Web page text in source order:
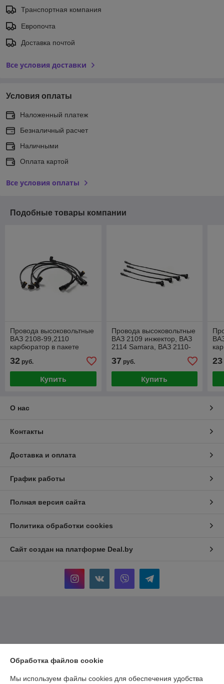
Транспортная компания
Европочта
Доставка почтой
Все условия доставки
Условия оплаты
Наложенный платеж
Безналичный расчет
Наличными
Оплата картой
Все условия оплаты
Подобные товары компании
Провода высоковольтные
ВАЗ 2108-99,2110
карбюратор в пакете
32 руб.
Купить
Провода высоковольтные
ВАЗ 2109 инжектор, ВАЗ
2114 Samara, ВАЗ 2110-
37 руб.
Купить
23
О нас
Контакты
Доставка и оплата
График работы
Полная версия сайта
Политика обработки cookies
Сайт создан на платформе Deal.by
Обработка файлов cookie
Мы используем файлы cookies для обеспечения удобства